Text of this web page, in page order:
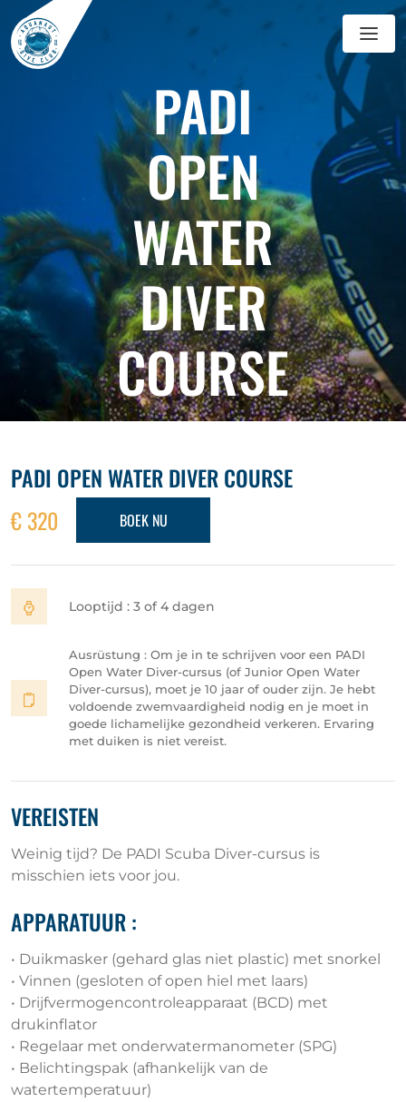
PADI
OPEN
WATER
DIVER
COURSE
PADI OPEN WATER DIVER COURSE
€ 320
BOEK NU
Looptijd : 3 of 4 dagen
Ausrüstung : Om je in te schrijven voor een PADI
Open Water Diver-cursus (of Junior Open Water
Diver-cursus), moet je 10 jaar of ouder zijn. Je hebt
voldoende zwemvaardigheid nodig en je moet in
goede lichamelijke gezondheid verkeren. Ervaring
met duiken is niet vereist.
VEREISTEN
Weinig tijd? De PADI Scuba Diver-cursus is
misschien iets voor jou.
APPARATUUR :
• Duikmasker (gehard glas niet plastic) met snorkel
• Vinnen (gesloten of open hiel met laars)
• Drijfvermogencontroleapparaat (BCD) met
drukinflator
• Regelaar met onderwatermanometer (SPG)
• Belichtingspak (afhankelijk van de
watertemperatuur)
GALERIJ